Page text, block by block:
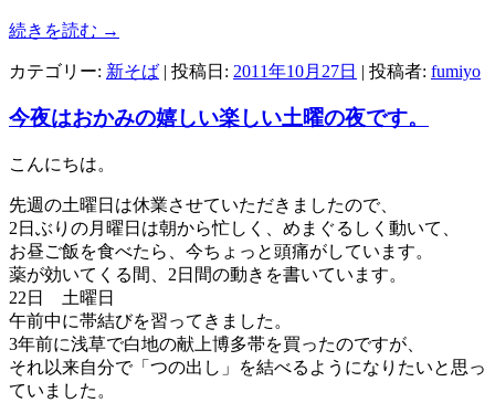
続きを読む →
カテゴリー: 新そば | 投稿日: 2011年10月27日 | 投稿者: fumiyo
今夜はおかみの嬉しい楽しい土曜の夜です。
こんにちは。
先週の土曜日は休業させていただきましたので、
2日ぶりの月曜日は朝から忙しく、めまぐるしく動いて、
お昼ご飯を食べたら、今ちょっと頭痛がしています。
薬が効いてくる間、2日間の動きを書いています。
22日 土曜日
午前中に帯結びを習ってきました。
3年前に浅草で白地の献上博多帯を買ったのですが、
それ以来自分で「つの出し」を結べるようになりたいと思っ
ていました。